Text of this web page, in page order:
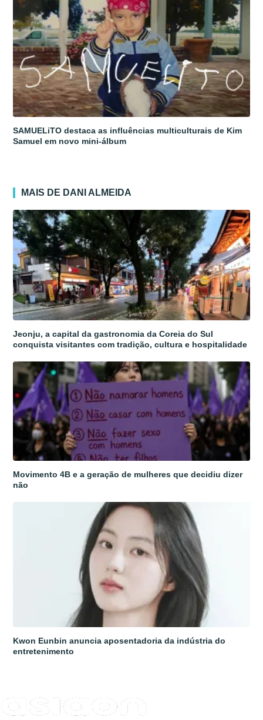
SAMUELiTO destaca as influências multiculturais de Kim
Samuel em novo mini-álbum
MAIS DE DANI ALMEIDA
Jeonju, a capital da gastronomia da Coreia do Sul
conquista visitantes com tradição, cultura e hospitalidade
Movimento 4B e a geração de mulheres que decidiu dizer
não
Kwon Eunbin anuncia aposentadoria da indústria do
entretenimento